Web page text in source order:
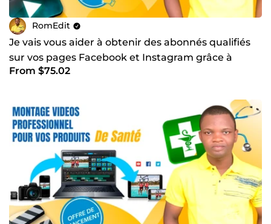
RomEdit
Je vais vous aider à obtenir des abonnés qualifiés
sur vos pages Facebook et Instagram grâce à
Facebook Ads
From $75.02